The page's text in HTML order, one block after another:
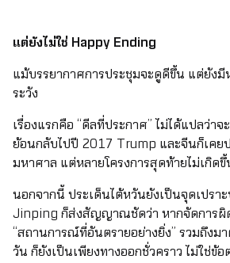
แต่ยังไม่ใช่ Happy Ending
แม้บรรยากาศการประชุมจะดูดีขึ้น แต่ยังมี
ระวัง
เรื่องแรกคือ “ดีลที่ประกาศ” ไม่ได้แปลว่า
ย้อนกลับไปปี 2017 Trump และจีนก็เคย
มหาศาล แต่หลายโครงการสุดท้ายไม่เกิด
นอกจากนี้ ประเด็นไต้หวันยังเป็นจุดเปรา
Jinping ก็ส่งสัญญาณชัดว่า หากจัดการผิ
“สถานการณ์ที่อันตรายอย่างยิ่ง” รวมถึง
วัน ก็ยังเป็นเพียงทางออกชั่วคราว ไม่ใช่ข้อ